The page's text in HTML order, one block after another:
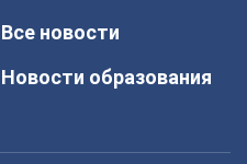
Все новости
Новости образования